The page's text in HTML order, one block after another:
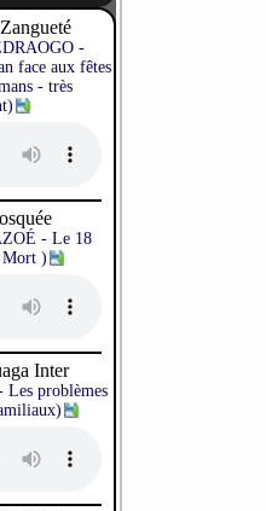
-
face aux fêtes
- très
- Le 18
Mort )
Inter
Les problèmes